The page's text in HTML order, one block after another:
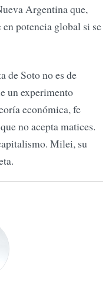
Argentina que,
potencia global si se
de Soto no es de
un experimento
económica, fe
no acepta matices.
Milei, su